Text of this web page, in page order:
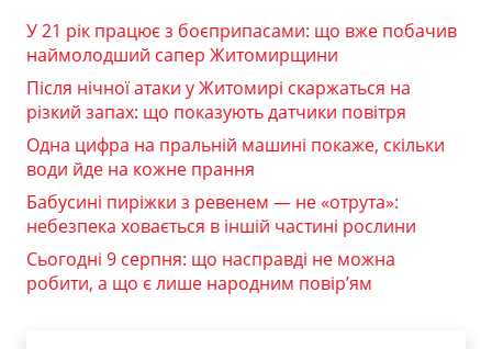
У 21 рік працює з боєприпасами: що вже побачив
наймолодший сапер Житомирщини
Після нічної атаки у Житомирі скаржаться на
різкий запах: що показують датчики повітря
Одна цифра на пральній машині покаже, скільки
води йде на кожне прання
Бабусині пиріжки з ревенем — не «отрута»:
небезпека ховається в іншій частині рослини
Сьогодні 9 серпня: що насправді не можна
робити, а що є лише народним повір’ям